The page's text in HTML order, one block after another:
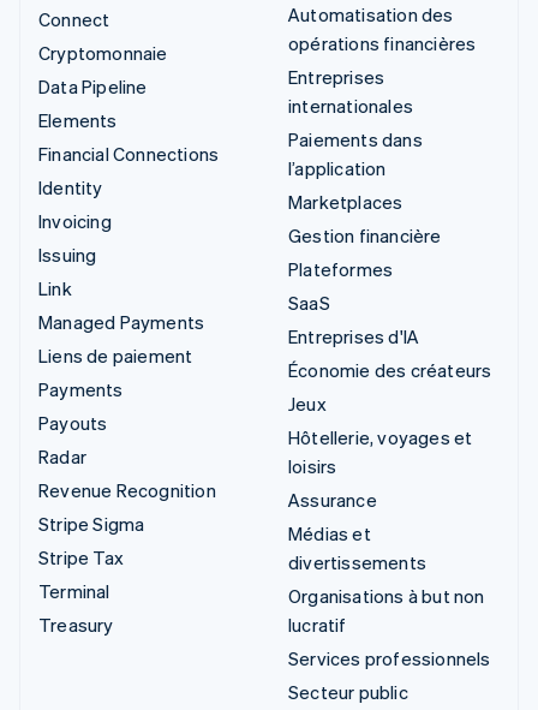
Connect
Cryptomonnaie
Data Pipeline
Elements
Financial Connections
Identity
Invoicing
Issuing
Link
Managed Payments
Liens de paiement
Payments
Payouts
Radar
Revenue Recognition
Stripe Sigma
Stripe Tax
Terminal
Treasury
Automatisation des
opérations financières
Entreprises
internationales
Paiements dans
l’application
Marketplaces
Gestion financière
Plateformes
SaaS
Entreprises d'IA
Économie des créateurs
Jeux
Hôtellerie, voyages et
loisirs
Assurance
Médias et
divertissements
Organisations à but non
lucratif
Services professionnels
Secteur public